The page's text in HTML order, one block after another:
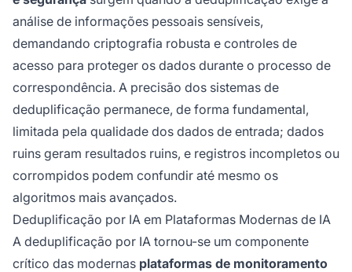
análise de informações pessoais sensíveis,
demandando criptografia robusta e controles de
acesso para proteger os dados durante o processo de
correspondência. A precisão dos sistemas de
deduplificação permanece, de forma fundamental,
limitada pela qualidade dos dados de entrada; dados
ruins geram resultados ruins, e registros incompletos ou
corrompidos podem confundir até mesmo os
algoritmos mais avançados.
Deduplificação por IA em Plataformas Modernas de IA
A deduplificação por IA tornou-se um componente
crítico das modernas plataformas de monitoramento